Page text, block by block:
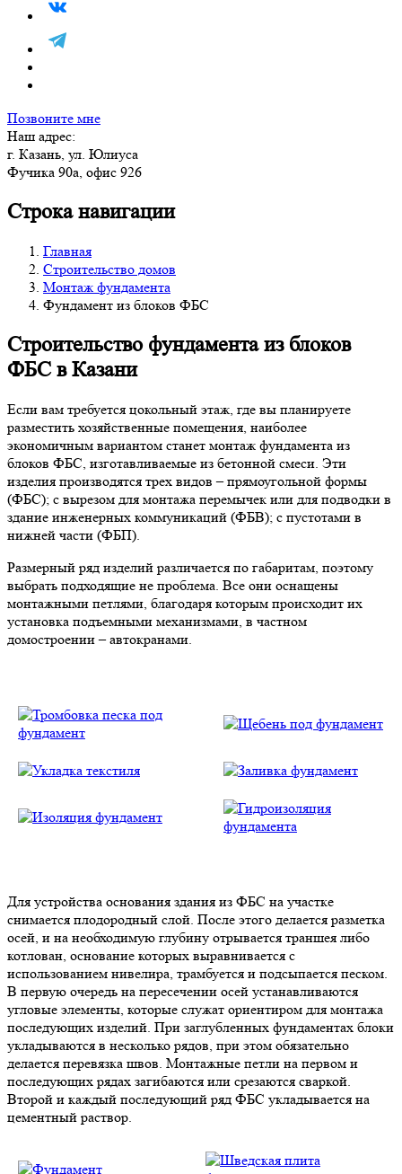
Позвоните мне
Наш адрес:
г. Казань, ул. Юлиуса
Фучика 90а, офис 926
Строка навигации
Главная
Строительство домов
Монтаж фундамента
Фундамент из блоков ФБС
Строительство фундамента из блоков
ФБС в Казани
Если вам требуется цокольный этаж, где вы планируете
разместить хозяйственные помещения, наиболее
экономичным вариантом станет монтаж фундамента из
блоков ФБС, изготавливаемые из бетонной смеси. Эти
изделия производятся трех видов – прямоугольной формы
(ФБС); с вырезом для монтажа перемычек или для подводки в
здание инженерных коммуникаций (ФБВ); с пустотами в
нижней части (ФБП).
Размерный ряд изделий различается по габаритам, поэтому
выбрать подходящие не проблема. Все они оснащены
монтажными петлями, благодаря которым происходит их
установка подъемными механизмами, в частном
домостроении – автокранами.
Для устройства основания здания из ФБС на участке
снимается плодородный слой. После этого делается разметка
осей, и на необходимую глубину отрывается траншея либо
котлован, основание которых выравнивается с
использованием нивелира, трамбуется и подсыпается песком.
В первую очередь на пересечении осей устанавливаются
угловые элементы, которые служат ориентиром для монтажа
последующих изделий. При заглубленных фундаментах блоки
укладываются в несколько рядов, при этом обязательно
делается перевязка швов. Монтажные петли на первом и
последующих рядах загибаются или срезаются сваркой.
Второй и каждый последующий ряд ФБС укладывается на
цементный раствор.